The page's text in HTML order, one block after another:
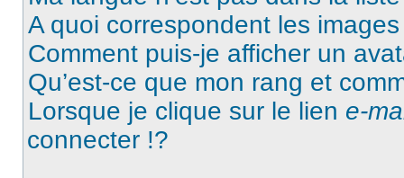
A quoi correspondent les
Comment puis-je afficher un
Qu’est-ce que mon rang et
Lorsque je clique sur le lien e-
connecter !?